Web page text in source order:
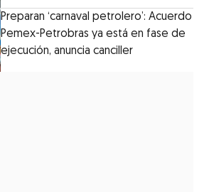
Preparan ‘carnaval petrolero’: Acuerdo
Pemex-Petrobras ya está en fase de
ejecución, anuncia canciller